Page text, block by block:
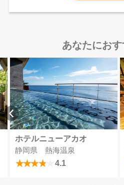
あなたにお
ホテルニューアカオ
静岡県 熱海温泉
4.1